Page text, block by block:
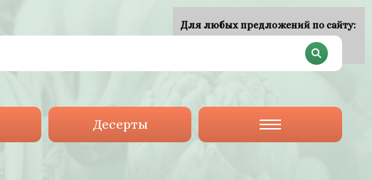
Десерты
Для любых предложений по сайту: